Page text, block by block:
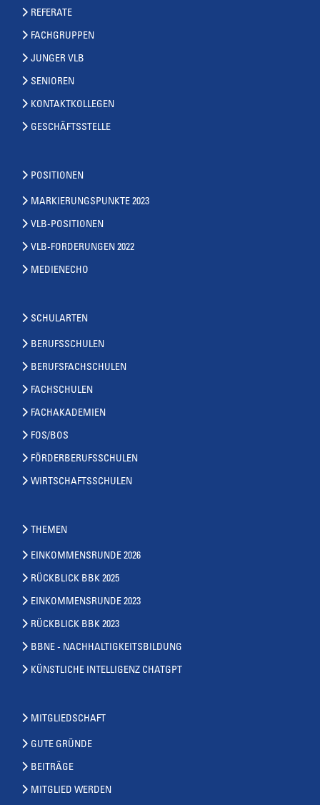
REFERATE
FACHGRUPPEN
JUNGER VLB
SENIOREN
KONTAKTKOLLEGEN
GESCHÄFTSSTELLE
POSITIONEN
MARKIERUNGSPUNKTE 2023
VLB-POSITIONEN
VLB-FORDERUNGEN 2022
MEDIENECHO
SCHULARTEN
BERUFSSCHULEN
BERUFSFACHSCHULEN
FACHSCHULEN
FACHAKADEMIEN
FOS/BOS
FÖRDERBERUFSSCHULEN
WIRTSCHAFTSSCHULEN
THEMEN
EINKOMMENSRUNDE 2026
RÜCKBLICK BBK 2025
EINKOMMENSRUNDE 2023
RÜCKBLICK BBK 2023
BBNE - NACHHALTIGKEITSBILDUNG
KÜNSTLICHE INTELLIGENZ CHATGPT
MITGLIEDSCHAFT
GUTE GRÜNDE
BEITRÄGE
MITGLIED WERDEN